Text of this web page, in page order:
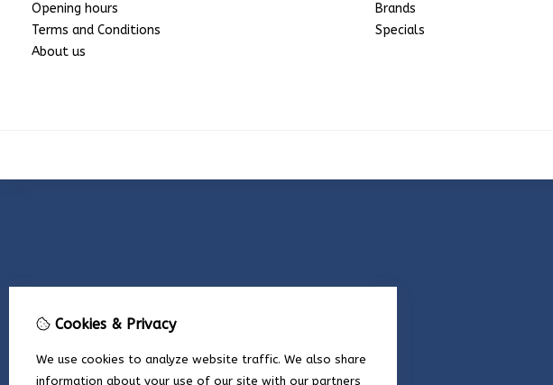
Opening hours
Terms and Conditions
About us
Brands
Specials
Cookies & Privacy
We use cookies to analyze website traffic. We also share
information about your use of our site with our partners